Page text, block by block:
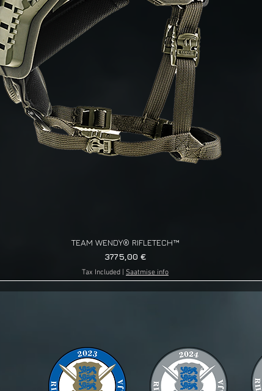
Quick View
TEAM WENDY® RIFLETECH™
Price
3775,00 €
Tax Included Saatmise info